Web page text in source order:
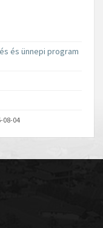
és ünnepi program
08-04